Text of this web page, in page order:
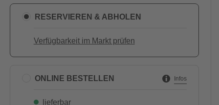
RESERVIEREN & ABHOLEN
Verfügbarkeit im Markt prüfen
ONLINE BESTELLEN Infos
lieferbar